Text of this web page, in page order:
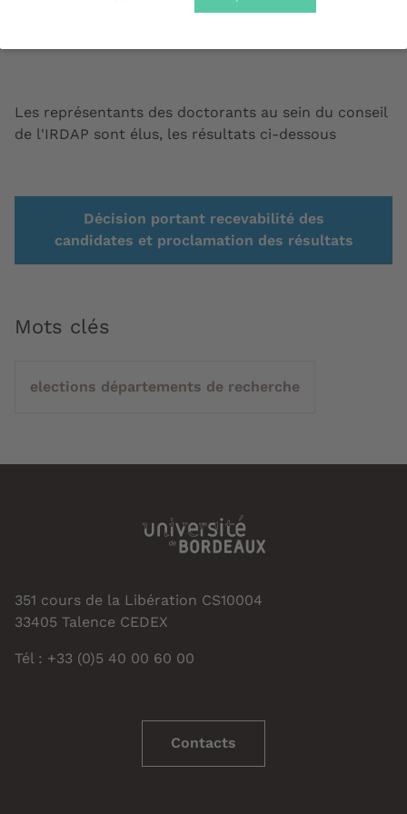
Les représentants des doctorants au sein du conseil
de l'IRDAP sont élus, les résultats ci-dessous
Décision portant recevabilité des
candidates et proclamation des résultats
Mots clés
elections départements de recherche
351 cours de la Libération CS10004
33405 Talence CEDEX
Tél : +33 (0)5 40 00 60 00
Contacts